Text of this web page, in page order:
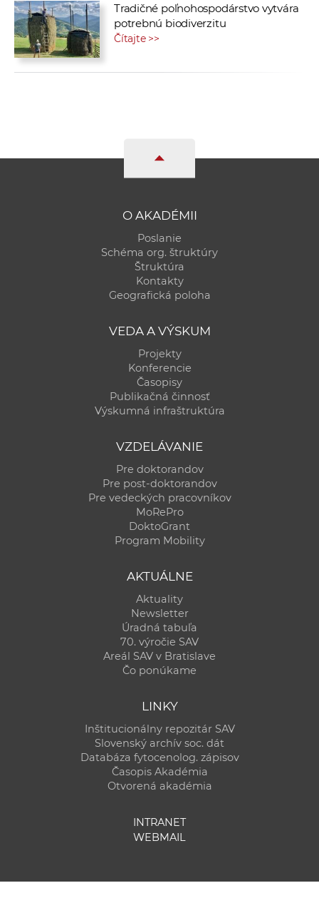
Tradičné poľnohospodárstvo vytvára
potrebnú biodiverzitu
Čítajte >>
O AKADÉMII
Poslanie
Schéma org. štruktúry
Štruktúra
Kontakty
Geografická poloha
VEDA A VÝSKUM
Projekty
Konferencie
Časopisy
Publikačná činnosť
Výskumná infraštruktúra
VZDELÁVANIE
Pre doktorandov
Pre post-doktorandov
Pre vedeckých pracovníkov
MoRePro
DoktoGrant
Program Mobility
AKTUÁLNE
Aktuality
Newsletter
Úradná tabuľa
70. výročie SAV
Areál SAV v Bratislave
Čo ponúkame
LINKY
Inštitucionálny repozitár SAV
Slovenský archív soc. dát
Databáza fytocenolog. zápisov
Časopis Akadémia
Otvorená akadémia
INTRANET
WEBMAIL